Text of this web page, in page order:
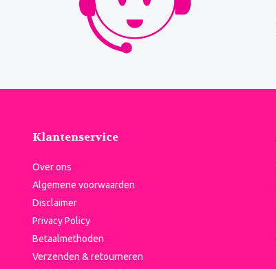
Klantenservice
Over ons
Algemene voorwaarden
Disclaimer
Privacy Policy
Betaalmethoden
Verzenden & retourneren